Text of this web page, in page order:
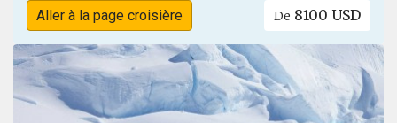
Aller à la page croisière De 8100 USD